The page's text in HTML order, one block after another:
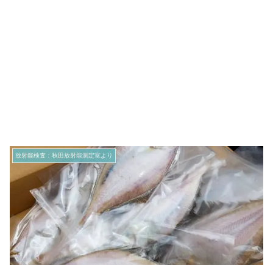
放射能検査：秋田放射能測定室より